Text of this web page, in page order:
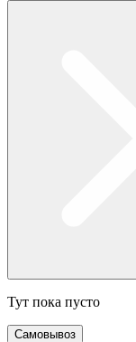
Тут пока пусто
Самовывоз